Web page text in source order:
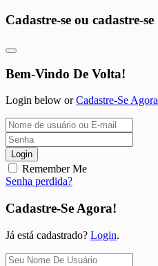
Cadastre-se ou cadastre-se
Bem-Vindo De Volta!
Login below orCadastre-Se Agora
Login
Remember Me
Senha perdida?
Cadastre-Se Agora!
Já está cadastrado? Login.